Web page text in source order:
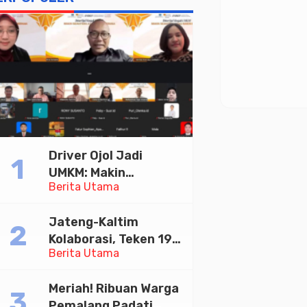
Berita Utama
Driver Ojol Jadi
UMKM: Makin
Sejahtera atau
Diskusi Paramadina
Berita Utama
Jateng-Kaltim
Kolaborasi, Teken 19
Kerja Sama Ekonomi
Meriah! Ribuan Warga